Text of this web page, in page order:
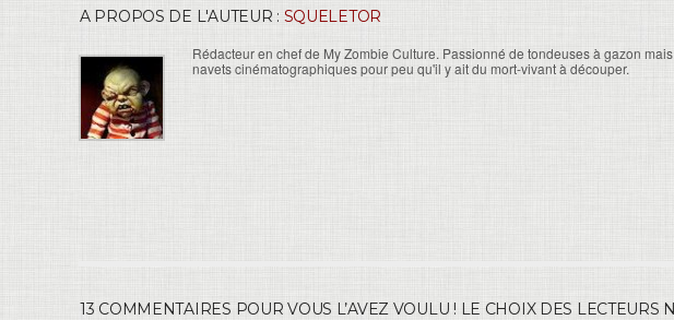
A PROPOS DE L'AUTEUR : SQUELETOR
Rédacteur en chef de My Zombie Culture. Passionné de tondeuses à gazon
navets cinématographiques pour peu qu'il y ait du mort-vivant à découper.
13 COMMENTAIRES POUR VOUS L’AVEZ VOULU ! LE CHOIX DES LECTEURS